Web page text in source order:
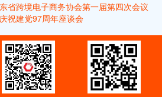
省跨境电子商务协会第一届第四次会议
祝建党97周年座谈会